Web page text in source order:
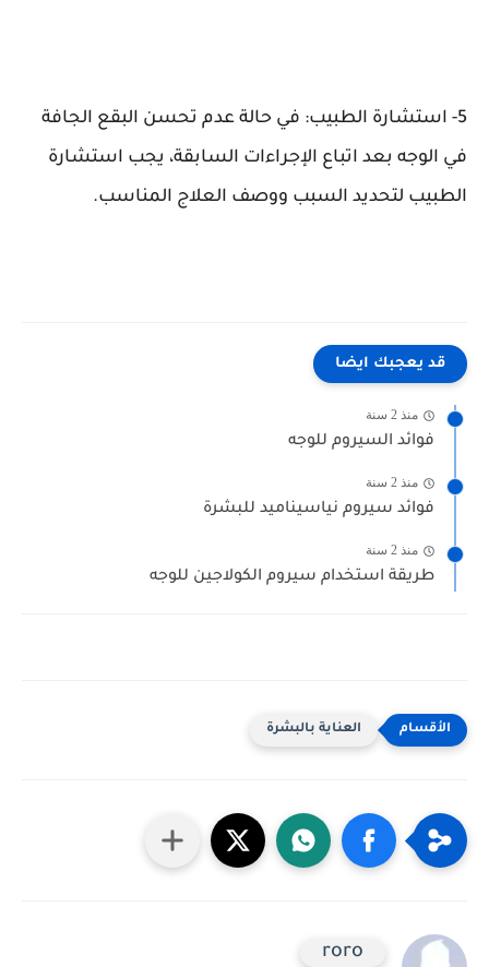
5- استشارة الطبيب: في حالة عدم تحسن البقع الجافة
في الوجه بعد اتباع الإجراءات السابقة، يجب استشارة
الطبيب لتحديد السبب ووصف العلاج المناسب.
قد يعجبك ايضا
منذ 2 سنة
فوائد السيروم للوجه
منذ 2 سنة
فوائد سيروم نياسيناميد للبشرة
منذ 2 سنة
طريقة استخدام سيروم الكولاجين للوجه
العناية بالبشرة
roro